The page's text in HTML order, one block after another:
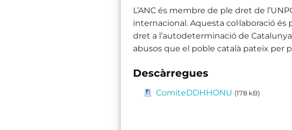
L’ANC és membre de ple dret de
internacional. Aquesta col·laboració és
dret a l’autodeterminació de
abusos que el poble català pateix per
Descàrregues
ComiteDDHHONU (178 kB)